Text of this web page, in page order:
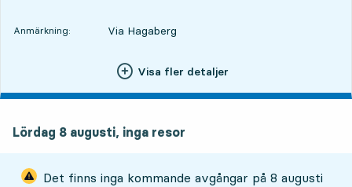
Anmärkning: Via Hagaberg
Visa fler detaljer
Lördag 8 augusti, inga resor
Det finns inga kommande avgångar på8 augusti